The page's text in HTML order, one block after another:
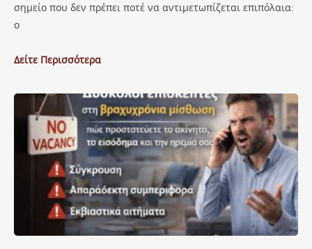
σημείο που δεν πρέπει ποτέ να αντιμετωπίζεται επιπόλαια:
ο
Δείτε Περισσότερα